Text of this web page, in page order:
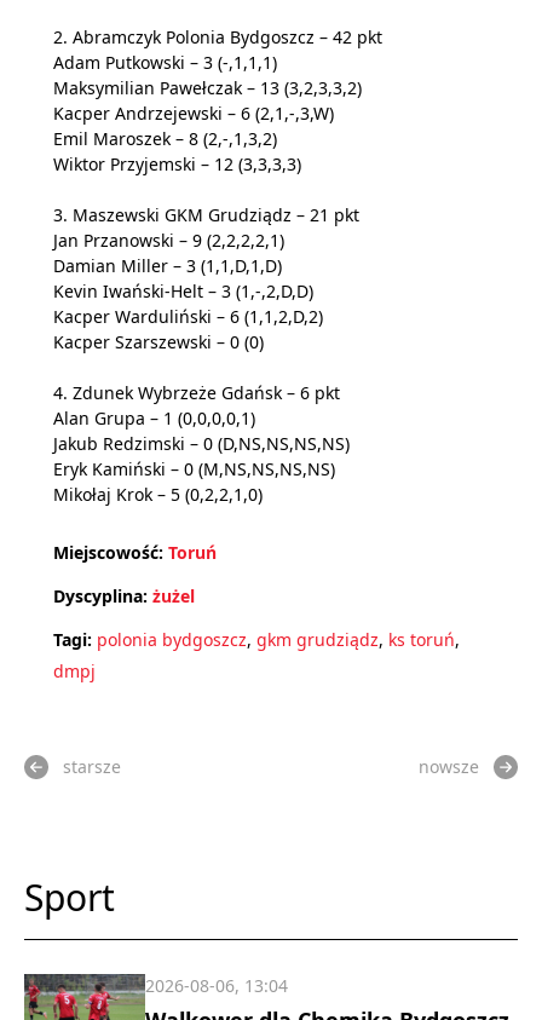
2. Abramczyk Polonia Bydgoszcz – 42 pkt
Adam Putkowski – 3 (-,1,1,1)
Maksymilian Pawełczak – 13 (3,2,3,3,2)
Kacper Andrzejewski – 6 (2,1,-,3,W)
Emil Maroszek – 8 (2,-,1,3,2)
Wiktor Przyjemski – 12 (3,3,3,3)
3. Maszewski GKM Grudziądz – 21 pkt
Jan Przanowski – 9 (2,2,2,2,1)
Damian Miller – 3 (1,1,D,1,D)
Kevin Iwański-Helt – 3 (1,-,2,D,D)
Kacper Warduliński – 6 (1,1,2,D,2)
Kacper Szarszewski – 0 (0)
4. Zdunek Wybrzeże Gdańsk – 6 pkt
Alan Grupa – 1 (0,0,0,0,1)
Jakub Redzimski – 0 (D,NS,NS,NS,NS)
Eryk Kamiński – 0 (M,NS,NS,NS,NS)
Mikołaj Krok – 5 (0,2,2,1,0)
Miejscowość: Toruń
Dyscyplina: żużel
Tagi: polonia bydgoszcz, gkm grudziądz, ks toruń,
dmpj
starsze nowsze
Sport
2026-08-06, 13:04